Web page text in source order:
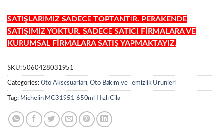
SATIŞLARIMIZ SADECE TOPTANTIR. PERAKENDE
SATIŞIMIZ YOKTUR. SADECE SATICI FİRMALARA VE
KURUMSAL FİRMALARA SATIŞ YAPMAKTAYIZ.
SKU: 5060428031951
Categories: Oto Aksesuarları, Oto Bakım ve Temizlik Ürünleri
Tag: Michelin MC31951 650ml Hızlı Cila